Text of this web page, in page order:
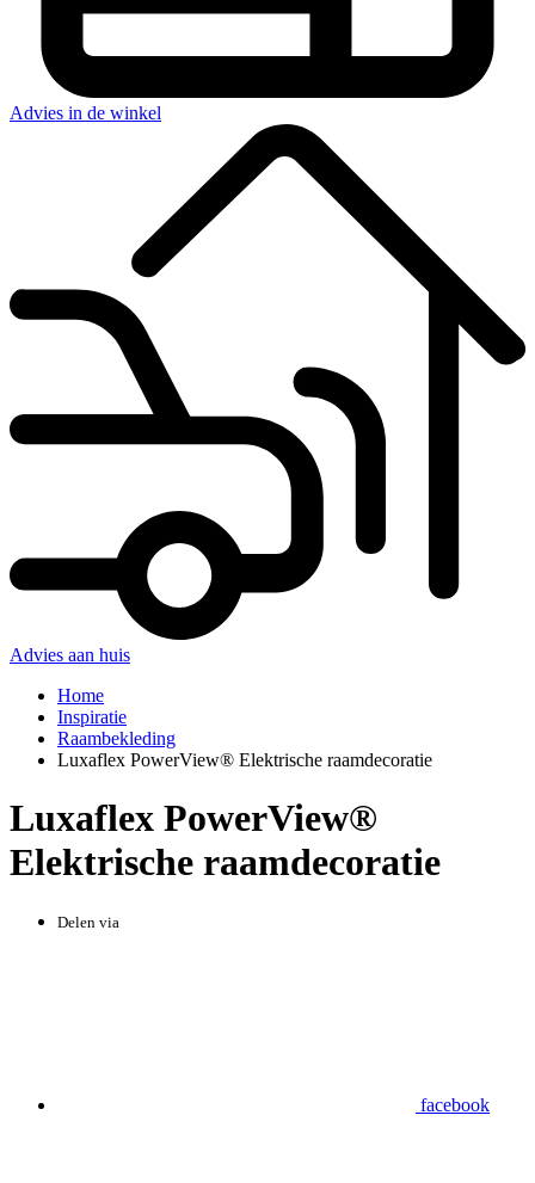
Advies in de winkel
Advies aan huis
Home
Inspiratie
Raambekleding
Luxaflex PowerView® Elektrische raamdecoratie
Luxaflex PowerView®
Elektrische raamdecoratie
Delen via
facebook